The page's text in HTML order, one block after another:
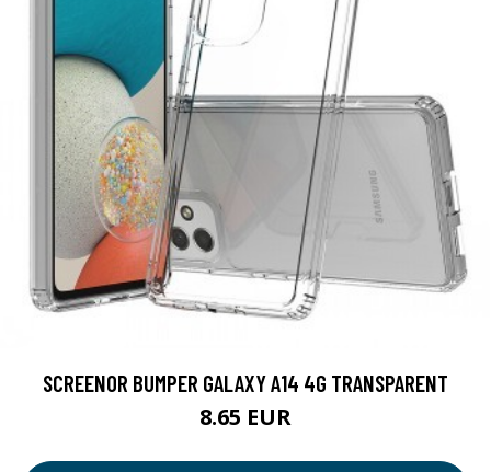
SCREENOR BUMPER GALAXY A14 4G TRANSPARENT
8.65 EUR